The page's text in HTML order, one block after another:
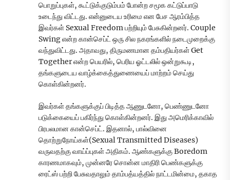
பொறுப்புகள், கூட்டுக்குடும்பம் போன்ற சமூக கட்டுப்பாடு
உடைந்து விட்டது. என்னுடைய உரிமை என பேச ஆரம்பித்த
இவர்கள் Sexual Freedom பற்றியும் பேசுகின்றனர். Couple
Swing என்ற கான்செப்ட் ஒரு சில நகரங்களில் நடைமுறைக்கு
வந்துவிட்டது. அதாவது, திருமணமான தம்பதியர்கள் Get
Together என்ற பெயரில், பெரிய ஓட்டலில் ஒன்றுகூடி,
தங்களுடைய வாழ்க்கைத்துணையைப் மாற்றம் செய்து
கொள்கின்றனர்.
இவர்கள் தங்களுக்குப் பிடித்த ஆணுடனோ, பெண்ணுடனோ
படுக்கையைப் பகிர்ந்து கொள்கின்றனர். இது அமெரிக்காவில்
பிரபலமான கான்செப்ட். இதனால், பால்வினை
தொற்றுநோய்கள்(Sexual Transmitted Diseases)
வருவதற்கு வாய்ப்புகள் அதிகம். ஆண்களுக்கு Boredom
காரணமாகவும், முன்னரே சொன்ன மாதிரி பெண்களுக்கு
ரைட்ஸ் பற்றி பேசுவதாலும் தாம்பத்யத்தில் நாட்டமின்மை, தகாத